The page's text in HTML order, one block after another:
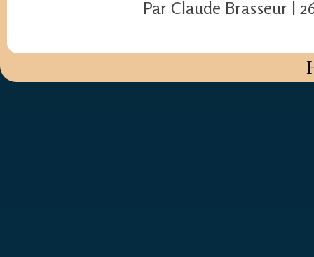
Par Claude Brasseur |